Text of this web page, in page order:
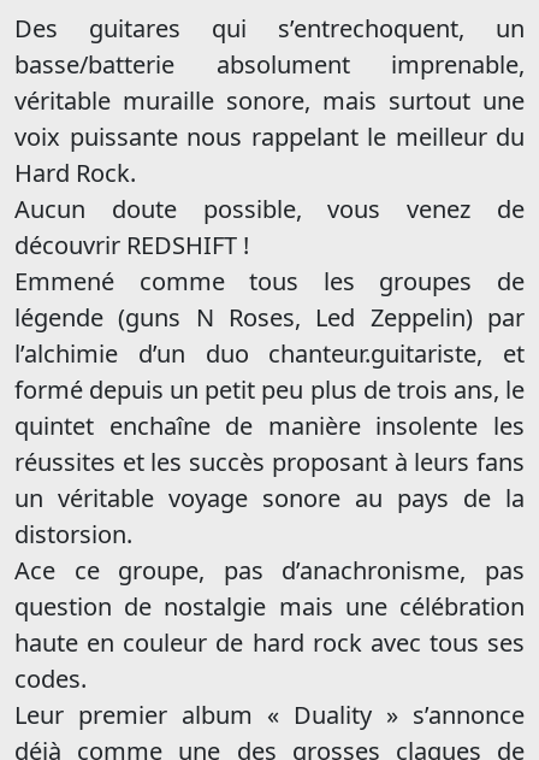
Des guitares qui s’entrechoquent, un
basse/batterie absolument imprenable,
véritable muraille sonore, mais surtout une
voix puissante nous rappelant le meilleur du
Hard Rock.
Aucun doute possible, vous venez de
découvrir REDSHIFT !
Emmené comme tous les groupes de
légende (guns N Roses, Led Zeppelin) par
l’alchimie d’un duo chanteur.guitariste, et
formé depuis un petit peu plus de trois ans, le
quintet enchaîne de manière insolente les
réussites et les succès proposant à leurs fans
un véritable voyage sonore au pays de la
distorsion.
Ace ce groupe, pas d’anachronisme, pas
question de nostalgie mais une célébration
haute en couleur de hard rock avec tous ses
codes.
Leur premier album « Duality » s’annonce
déjà comme une des grosses claques de